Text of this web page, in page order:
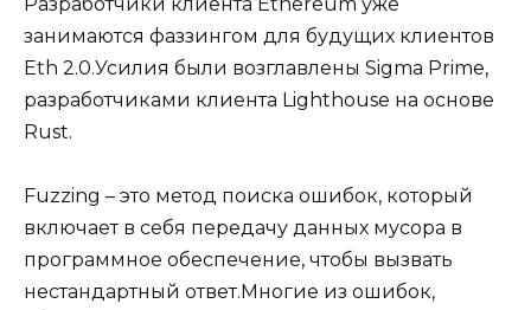
занимаются фаззингом для будущих клиентов
Eth 2.0.Усилия были возглавлены Sigma Prime,
разработчиками клиента Lighthouse на основе
Rust.
Fuzzing – это метод поиска ошибок, который
включает в себя передачу данных мусора в
программное обеспечение, чтобы вызвать
нестандартный ответ.Многие из ошибок,